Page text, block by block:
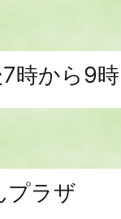
時から9時
プラザ